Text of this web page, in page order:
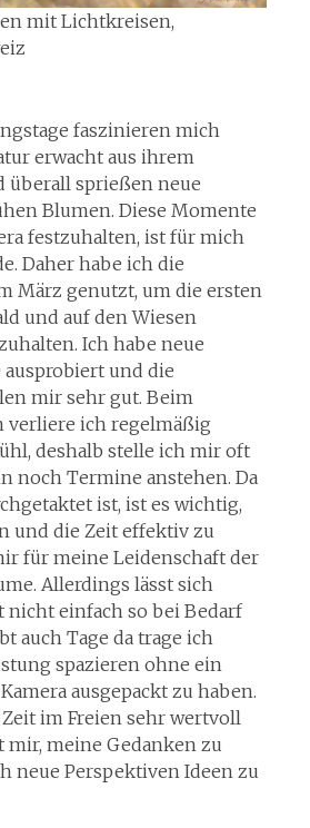
mit Lichtkreisen,
faszinieren mich
erwacht aus ihrem
überall sprießen neue
Blumen. Diese Momente
festzuhalten, ist für mich
Daher habe ich die
März genutzt, um die ersten
und auf den Wiesen
Ich habe neue
und die
mir sehr gut. Beim
verliere ich regelmäßig
deshalb stelle ich mir oft
noch Termine anstehen. Da
ist, ist es wichtig,
und die Zeit effektiv zu
für meine Leidenschaft der
Allerdings lässt sich
nicht einfach so bei Bedarf
auch Tage da trage ich
spazieren ohne ein
ausgepackt zu haben.
im Freien sehr wertvoll
meine Gedanken zu
neue Perspektiven Ideen zu